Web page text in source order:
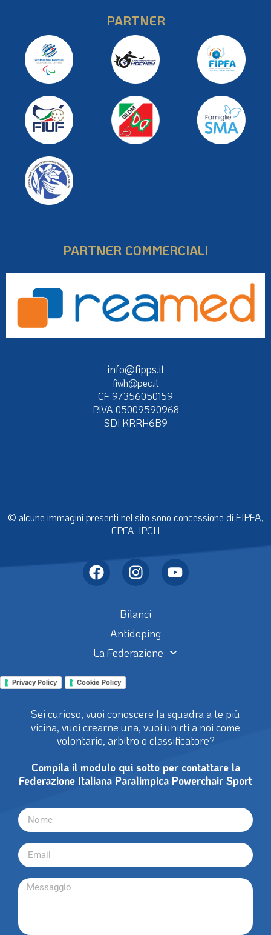
PARTNER
PARTNER COMMERCIALI
info@fipps.it
fiwh@pec.it
CF 97356050159
P.IVA 05009590968
SDI KRRH6B9
© alcune immagini presenti nel sito sono concessione di FIPFA,
EPFA, IPCH
Bilanci
Antidoping
La Federazione
Privacy Policy Cookie Policy
Sei curioso, vuoi conoscere la squadra a te più
vicina, vuoi crearne una, vuoi unirti a noi come
volontario, arbitro o classificatore?
Compila il modulo qui sotto per contattare la
Federazione Italiana Paralimpica Powerchair Sport